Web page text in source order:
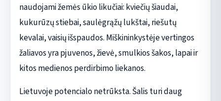
naudojami žemės ūkio likučiai: kviečių šiaudai,
kukurūzų stiebai, saulėgrąžų lukštai, riešutų
kevalai, vaisių išspaudos. Miškininkystėje vertingos
žaliavos yra pjuvenos, žievė, smulkios šakos, lapai ir
kitos medienos perdirbimo liekanos.
Lietuvoje potencialo netrūksta. Šalis turi daug